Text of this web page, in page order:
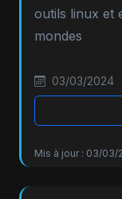
outils linux et
mondes
03/03/2024
Mis à jour : 03/03/